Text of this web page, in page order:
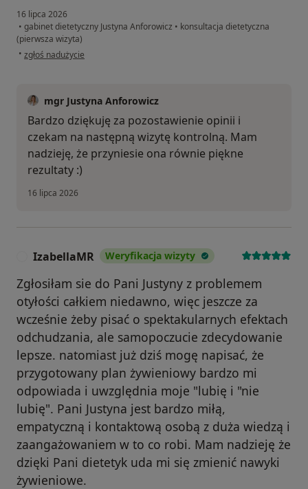
16 lipca 2026
• gabinet dietetyczny Justyna Anforowicz • konsultacja dietetyczna
(pierwsza wizyta)
• w opinii użytkownika Daniel
zgłoś nadużycie
mgr Justyna Anforowicz
Bardzo dziękuję za pozostawienie opinii i
czekam na następną wizytę kontrolną. Mam
nadzieję, że przyniesie ona równie piękne
rezultaty :)
16 lipca 2026
IzabellaMR Weryfikacja wizyty
Zgłosiłam sie do Pani Justyny z problemem
otyłości całkiem niedawno, więc jeszcze za
wcześnie żeby pisać o spektakularnych efektach
odchudzania, ale samopoczucie zdecydowanie
lepsze. natomiast już dziś mogę napisać, że
przygotowany plan żywieniowy bardzo mi
odpowiada i uwzględnia moje "lubię i "nie
lubię". Pani Justyna jest bardzo miłą,
empatyczną i kontaktową osobą z duża wiedzą i
zaangażowaniem w to co robi. Mam nadzieję że
dzięki Pani dietetyk uda mi się zmienić nawyki
żywieniowe.